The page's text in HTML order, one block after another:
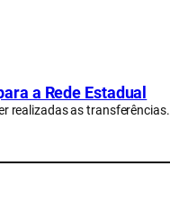
a Rede Estadual
realizadas as transferências.